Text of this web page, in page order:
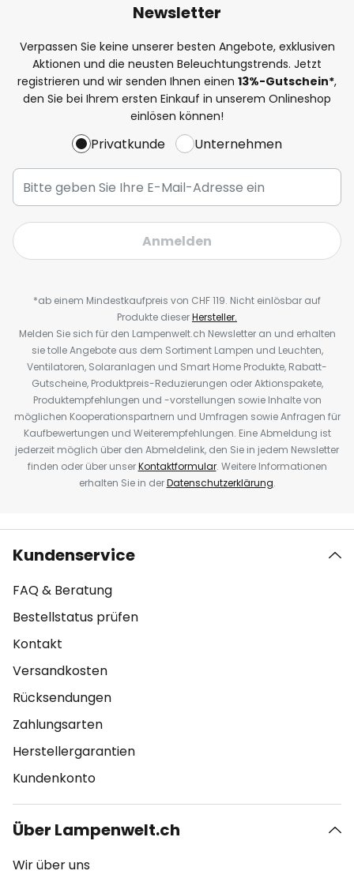
Newsletter
Verpassen Sie keine unserer besten Angebote, exklusiven
Aktionen und die neusten Beleuchtungstrends. Jetzt
registrieren und wir senden Ihnen einen 13%-Gutschein*,
den Sie bei Ihrem ersten Einkauf in unserem Onlineshop
einlösen können!
Privatkunde Unternehmen
Anmelden
*ab einem Mindestkaufpreis von CHF 119. Nicht einlösbar auf
Produkte dieserHersteller.
Melden Sie sich für den Lampenwelt.ch Newsletter an und erhalten
sie tolle Angebote aus dem Sortiment Lampen und Leuchten,
Ventilatoren, Solaranlagen und Smart Home Produkte, Rabatt-
Gutscheine, Produktpreis-Reduzierungen oder Aktionspakete,
Produktempfehlungen und -vorstellungen sowie Inhalte von
möglichen Kooperationspartnern und Umfragen sowie Anfragen für
Kaufbewertungen und Weiterempfehlungen. Eine Abmeldung ist
jederzeit möglich über den Abmeldelink, den Sie in jedem Newsletter
finden oder über unserKontaktformular. Weitere Informationen
erhalten Sie in derDatenschutzerklärung.
Kundenservice
FAQ & Beratung
Bestellstatus prüfen
Kontakt
Versandkosten
Rücksendungen
Zahlungsarten
Herstellergarantien
Kundenkonto
Über Lampenwelt.ch
Wir über uns